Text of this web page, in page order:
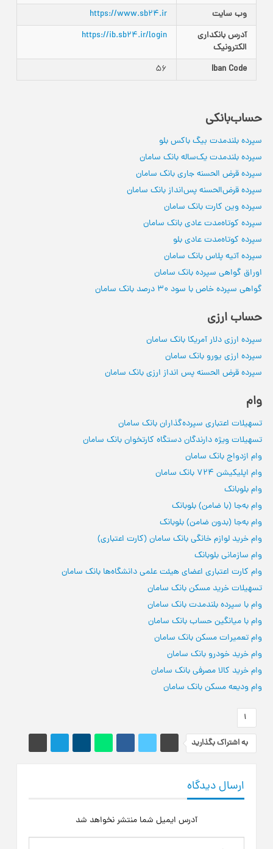
وب سایت
https://www.sb24.ir
آدرس بانکداری‌
الکترونیک
https://ib.sb24.ir/login
Iban Code
56
حساب‌بانکی
سپرده بلندمدت بیگ باکس بلو
سپرده بلندمدت یک‌ساله بانک سامان
سپرده قرض الحسنه جاری بانک سامان
سپرده قرض‌الحسنه پس‌انداز بانک سامان
سپرده وین کارت‌ بانک سامان
سپرده کوتاه‌مدت عادی بانک سامان
سپرده کوتاه‌مدت عادی بلو
سپرده‌ آتیه پلاس بانک سامان
اوراق گواهی سپرده بانک سامان
گواهی سپرده خاص با سود 30 درصد بانک‌ سامان
حساب ارزی
سپرده ارزی دلار آمریکا بانک سامان
سپرده ارزی یورو بانک سامان
سپرده قرض الحسنه پس انداز ارزی بانک سامان
وام
تسهیلات اعتباری سپرده‌گذاران بانک سامان
تسهیلات ویژه دارندگان دستگاه کارتخوان بانک سامان
وام ازدواج بانک سامان
وام اپلیکیشن 724 بانک سامان
وام بلوبانک
وام به‌جا (با ضامن) بلوبانک
وام به‌جا (بدون ضامن) بلوبانک
وام خرید لوازم‌ خانگی بانک سامان (کارت اعتباری)
وام سازمانی بلوبانک
وام کارت اعتباری اعضای هیئت علمی دانشگاه‌ها بانک سامان
تسهیلات خرید مسکن بانک سامان
وام با سپرده بلندمدت بانک سامان
وام با میانگین حساب بانک سامان
وام تعمیرات مسکن بانک سامان
وام خرید خودرو بانک سامان
وام خرید کالا مصرفی بانک سامان
وام ودیعه مسکن بانک سامان
1
به اشتراک بگذارید
ارسال دیدگاه
آدرس ایمیل شما منتشر نخواهد شد